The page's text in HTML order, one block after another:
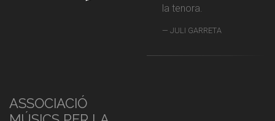
la tenora.
JULI GARRETA
ASSOCIACIÓ